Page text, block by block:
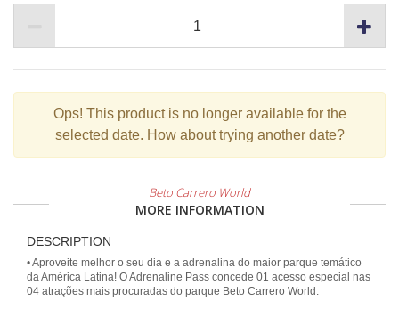
Ops! This product is no longer available for the
selected date. How about trying another date?
Beto Carrero World
MORE INFORMATION
DESCRIPTION
• Aproveite melhor o seu dia e a adrenalina do maior parque temático
da América Latina! O Adrenaline Pass concede 01 acesso especial nas
04 atrações mais procuradas do parque Beto Carrero World.